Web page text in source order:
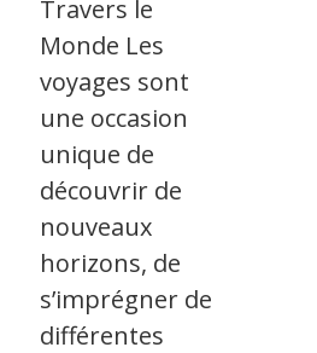
Travers le
Monde Les
voyages sont
une occasion
unique de
découvrir de
nouveaux
horizons, de
s’imprégner de
différentes